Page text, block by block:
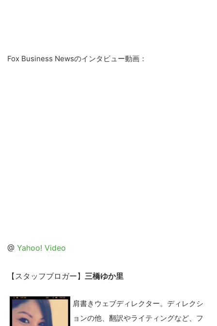
Fox Business Newsのインタビュー動画：
@ Yahoo! Video
【スタッフブロガー】 三橋ゆか里
肩書きウェブディレクター。ディレクシ
ョンの他、翻訳やライティングなど、フ